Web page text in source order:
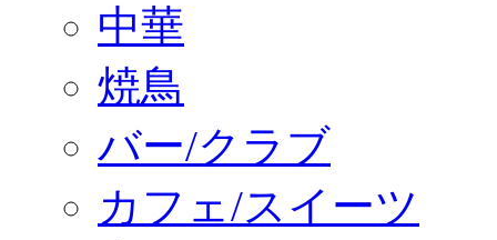
中華
焼鳥
バー/クラブ
カフェ/スイーツ